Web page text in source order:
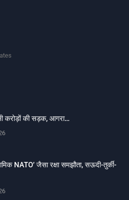
करोड़ों की सड़क, आगरा…
NATO’ जैसा रक्षा समझौता, सऊदी-तुर्की-